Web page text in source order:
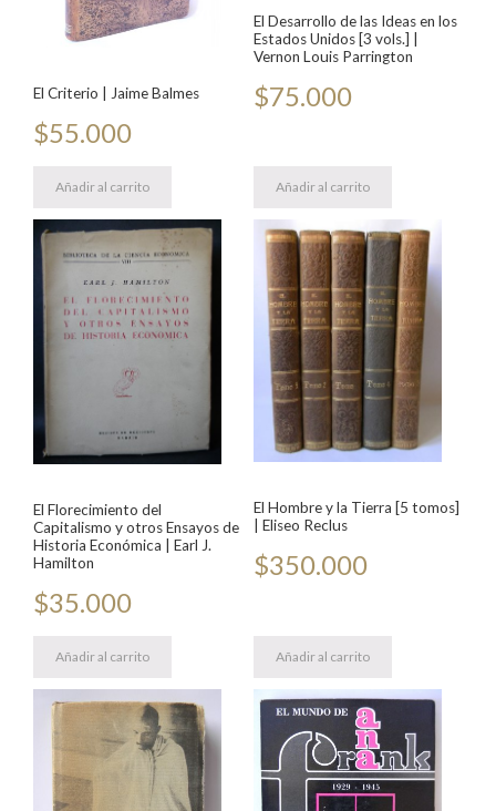
El Criterio | Jaime Balmes
$55.000
Añadir al carrito
El Desarrollo de las Ideas en los
Estados Unidos [3 vols.] |
Vernon Louis Parrington
$75.000
Añadir al carrito
El Florecimiento del
Capitalismo y otros Ensayos de
Historia Económica | Earl J.
Hamilton
$35.000
Añadir al carrito
El Hombre y la Tierra [5 tomos]
| Eliseo Reclus
$350.000
Añadir al carrito